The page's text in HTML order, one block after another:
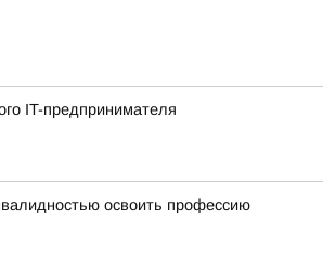
IT-предпринимателя
освоить профессию